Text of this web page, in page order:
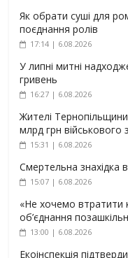
Як обрати суші для
поєднання ролів
17:14 | 6.08.2026
У липні митні
гривень
16:27 | 6.08.2026
Жителі
млрд грн військового
15:31 | 6.08.2026
Смертельна знахідка
15:07 | 6.08.2026
«Не хочемо втратити
об’єднання
13:00 | 6.08.2026
Екоінспекція